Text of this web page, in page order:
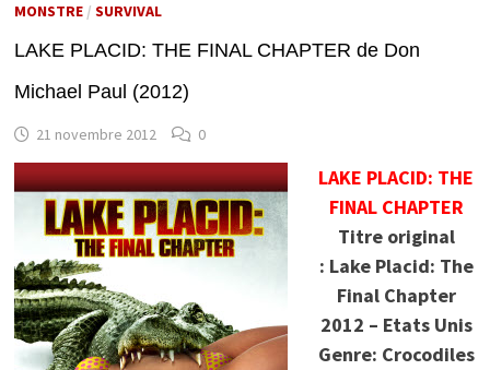
MONSTRE/ SURVIVAL
LAKE PLACID: THE FINAL CHAPTER de Don
Michael Paul (2012)
21 novembre 2012 0
LAKE PLACID: THE
FINAL CHAPTER
Titre original
: Lake Placid: The
Final Chapter
2012 – Etats Unis
Genre: Crocodiles